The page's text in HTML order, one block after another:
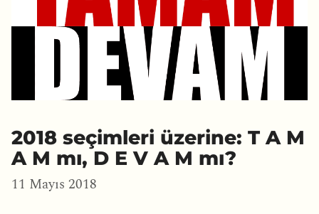
2018 seçimleri üzerine: T A M
A M mı, D E V A M mı?
11 Mayıs 2018